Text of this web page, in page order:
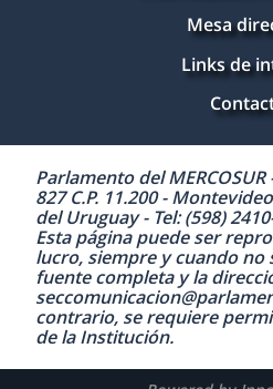
Mesa
Links de
Parlamento del
827 C.P. 11.200 -
del Uruguay - Tel: (598)
Esta página puede ser
lucro, siempre y cuando no
fuente completa y la
contrario, se requiere
de la Institución.